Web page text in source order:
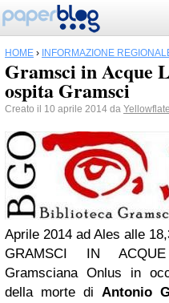
HOME › INFORMAZIONE
Gramsci in Acque
ospita Gramsci
Creato il 10 aprile 2014 da Yellowflate
Aprile 2014 ad Ales alle
GRAMSCI IN
Gramsciana Onlus in
della morte di Antonio